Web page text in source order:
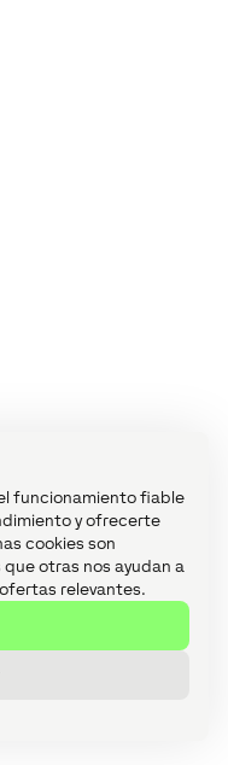
funcionamiento fiable
y ofrecerte
cookies son
otras nos ayudan a
relevantes.
(13)